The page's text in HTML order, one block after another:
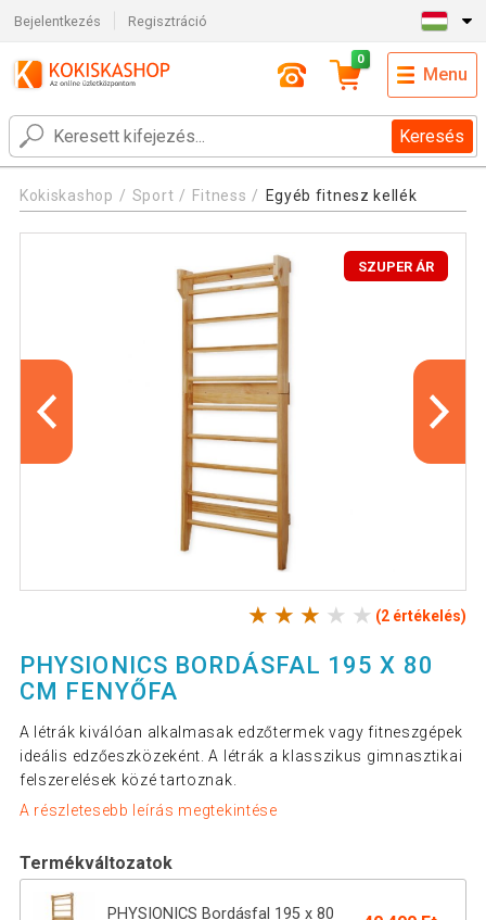
Bejelentkezés Regisztráció
Keresés
0
Menu
Kokiskashop Sport Fitness Egyéb fitnesz kellék
SZUPER ÁR
(2 értékelés)
PHYSIONICS BORDÁSFAL 195 X 80
CM FENYŐFA
A létrák kiválóan alkalmasak edzőtermek vagy fitneszgépek
ideális edzőeszközeként. A létrák a klasszikus gimnasztikai
felszerelések közé tartoznak.
A részletesebb leírás megtekintése
Termékváltozatok
PHYSIONICS Bordásfal 195 x 80